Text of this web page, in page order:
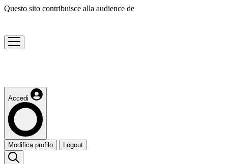
Questo sito contribuisce alla audience de
Accedi
Modifica profilo Logout